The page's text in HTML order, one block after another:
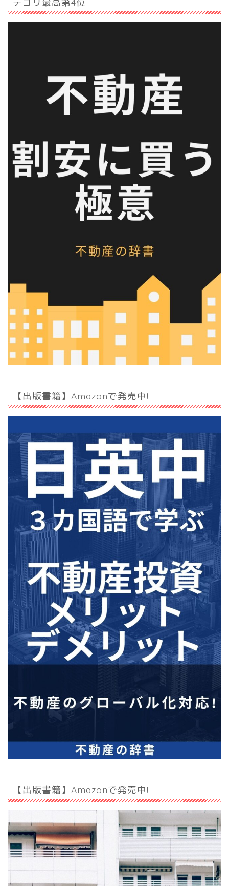
【出版書籍】Amazonで発売中!
【出版書籍】Amazonで発売中!